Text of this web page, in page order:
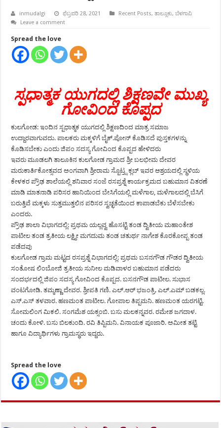
inmudalgi ಫೆಬ್ರವರಿ 28, 2021 Recent Posts,ತಾಲ್ಲೂಕು,ಬೆಳಗಾವಿ
Leave a comment
Spread the love
ಸ್ಪಧಾತ್ಮಕ ಯುಗದಲ್ಲಿ ಶಿಕ್ಷಣವೇ ಮುಖ್ಯ
ಗೋವಿಂದ ಕೊಪ್ಪದ
ಕುಲಗೋಡ: ಇಂದಿನ ಸ್ಪಧಾತ್ಮಕ ಯುಗದಲ್ಲಿ ಶಿಕ್ಷಣದಿಂದ ಮಾತ್ರ ಸಮಾಜ
ಉದ್ದಾರವಾಗುವದು. ಪಾಲಕರು ಮಕ್ಕಳಿಗೆ ಬೈಕ್.ಪೋನ್ ಕೊಡಿಸದೆ ಪುಸ್ತಕಗಳನ್ನು
ಕೊಡಿಸಬೇಕು ಎಂದು ಜಿಪಂ ಸದಸ್ಯ ಗೋವಿಂದ ಕೊಪ್ಪದ ಹೇಳಿದರು
ಇವರು ಮೂಡಲಗಿ ತಾಲೂಕಿನ ಕುಲಗೋಡ ಗ್ರಾಮದ ಶ್ರೀ ಬಲಭೀಮ ದೇವರ
ಮರುಕಾರ್ತಿಕೋತ್ಸವದ ಅಂಗವಾಗಿ ಶ್ರೀರಾಮ ಸ್ಪೊಟ್ರ್ಸ ಕ್ಲಬ್ ಇವರ ಆಶ್ರಯದಲ್ಲಿ ಸ್ಥಳಿಯ
ಕೇಳಕರ ಪ್ರೌಢ ಶಾಲೆಯಲ್ಲಿ ಶನಿವಾರ ಸಂಜೆ ರಸಪ್ರಶ್ನೆ ಕಾರ್ಯಕ್ರಮದ ಬಹುಮಾನ ವಿತರಣೆ
ಮಾಡಿ ಮಾತನಾಡಿ ಪರಿಸರ ಹಾನಿಯಿಂದ ಬೇಸಿಗೆಯಲ್ಲಿ ಮಳೆಗಾಲ, ಮಳೆಗಾಲದಲ್ಲಿ ಬೆಸಿಗೆ
ಬರುತ್ತಿವೆ ಮಕ್ಕಳು ಸುತ್ತಮುತ್ತಲಿನ ಪರಿಸರ ಸ್ವಚ್ಛತೆಯಿಂದ ಕಾಪಾಡಬೆಕು ಬೆಳೆಸಬೇಕು
ಎಂದರು.
ಪ್ರೌಢ ಶಾಲಾ ವಿಭಾಗದಲ್ಲಿ: ಪ್ರಥಮ ಯಲ್ಲವ್ವ ಹೊಸಟ್ಟಿ ತಂಡ ದ್ವಿತೀಯ ಮಹಾಂತೇಶ
ಪಾಟೀಲ ತಂಡ ತ್ರತೀಯ ಲಕ್ಷ್ಮೀ ಮಗದುಮ ತಂಡ ಚತುರ್ಥ ನಾಗೇಶ ಕೊರಕೋಪ್ಪ ತಂಡ
ಪಡೆದವು
ಕುಲಗೋಡ ಗ್ರಾಮ ಮಟ್ಟದ ರಸಪ್ರಶ್ನೆ ವಿಭಾಗದಲ್ಲಿ: ಪ್ರಥಮ ಬಸನಗೌಡ ಗೌಡರ ದ್ವಿತೀಯ
ಸಂತೋಷ ಲಿಂಬೋಜಿ ತ್ರತೀಯ ಸುನೀಲ ಮಡಿವಾಳರ ಬಹುಮಾನ ಪಡೆದರು
ಸಂದರ್ಭದಲ್ಲಿ ಜಿಪಂ ಸದಸ್ಯ ಗೋವಿಂದ ಕೊಪ್ಪದ. ಬಸನಗೌಡ ಪಾಟೀಲ. ಸುಭಾಸ
ವಂಟಗೋಡಿ. ತಮ್ಮಣ್ಣಾ ದೇವರ. ಶ್ರೀಪತಿ ಗಣಿ. ಎಲ್.ಆರ್ ಭಜಂತ್ರಿ. ಎಲ್.ಎಮ್ ಬಡಕಲ್ಲ.
ಎಸ್.ಎಸ್ ತಳವಾರ. ಹಣಮಂತ ಪಾಟೀಲ. ಗೋಪಾಲ ತಿಪ್ಪಮನಿ. ಹಣಮಂತ ಯರಗಟ್ಟಿ.
ಸೋಮಲಿಂಗ ಮಿಕಲಿ. ಸಂಗಮೆಶ ಯಕ್ಸಂಬಿ. ಬಸು ಮಲಕನ್ನವರ. ರಮೇಶ ಜಗದಾಳ.
ಚಂದು ಕೋಳಿ. ಬಸು ಬಿಲಕುಂದಿ. ರವಿ ತಿಪ್ಪಿಮನಿ. ವಿನಾಯಕ ಪೂಜಾರಿ. ಅಮೀತ ತಟ್ಟಿ
ಹಾಗೂ ವಿದ್ಯಾರ್ಥಿಗಳು ಗ್ರಾಮಸ್ಥರು ಇದ್ದರು.
Spread the love